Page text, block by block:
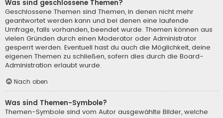
Was sind geschlossene Themen?
Geschlossene Themen sind Themen, in denen nicht mehr
geantwortet werden kann und bei denen eine laufende
Umfrage, falls vorhanden, beendet wurde. Themen können aus
vielen Gründen durch einen Moderator oder Administrator
gesperrt werden. Eventuell hast du auch die Möglichkeit, deine
eigenen Themen zu schließen, sofern dies durch die Board-
Administration erlaubt wurde.
Nach oben
Was sind Themen-Symbole?
Themen-Symbole sind vom Autor ausgewählte Bilder, welche